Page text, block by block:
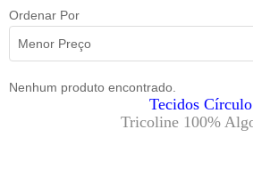
Ordenar Por
Menor Preço
Nenhum produto encontrado.
Tecidos Círculo
Tricoline 100%